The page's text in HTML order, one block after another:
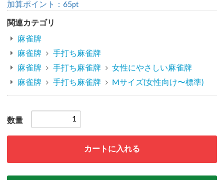
加算ポイント： 65pt
関連カテゴリ
麻雀牌
麻雀牌
手打ち麻雀牌
麻雀牌
手打ち麻雀牌
女性にやさしい麻雀牌
麻雀牌
手打ち麻雀牌 Mサイズ(女性向け〜標準)
数量
カートに入れる